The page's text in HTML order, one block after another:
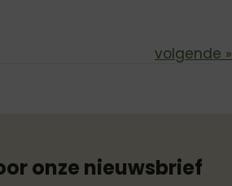
volgende »
onze nieuwsbrief